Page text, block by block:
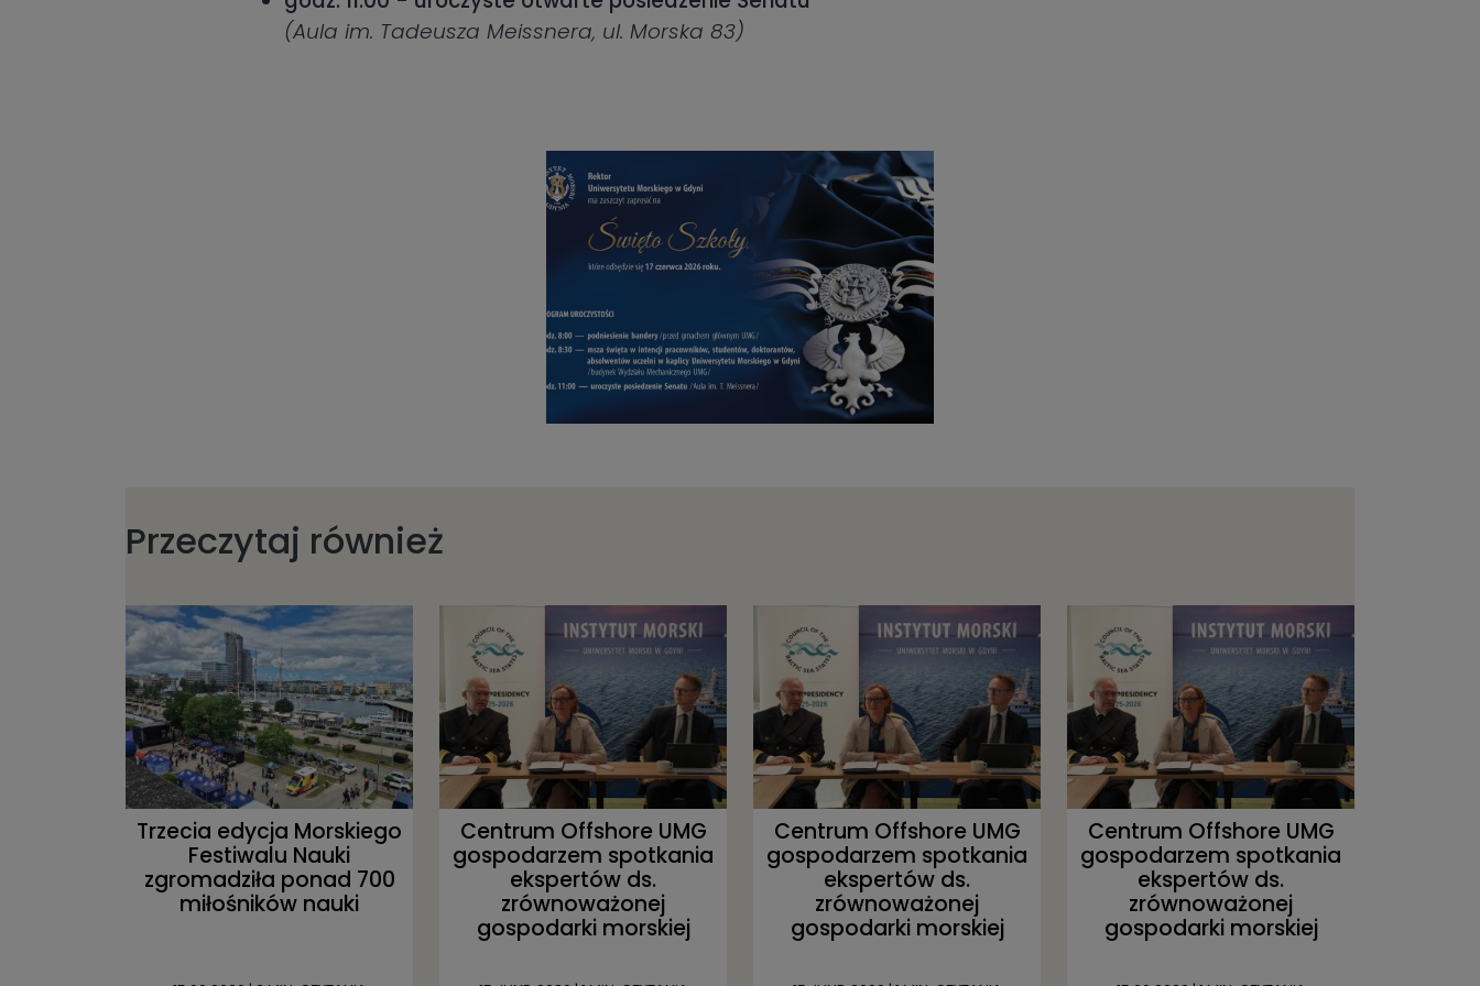
(Aula im. Tadeusza Meissnera, ul. Morska 83)
Przeczytaj również
Trzecia edycja Morskiego
Festiwalu Nauki
zgromadziła ponad 700
miłośników nauki
Centrum Offshore UMG
gospodarzem spotkania
ekspertów ds.
zrównoważonej
gospodarki morskiej
Centrum Offshore UMG
gospodarzem spotkania
ekspertów ds.
zrównoważonej
gospodarki morskiej
Centrum Offshore UMG
gospodarzem spotkania
ekspertów ds.
zrównoważonej
gospodarki morskiej